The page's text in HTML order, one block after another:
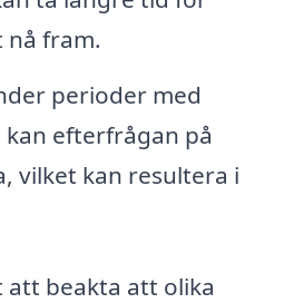
nå fram.
perioder med
efterfrågan på
vilket kan resultera i
att beakta att olika